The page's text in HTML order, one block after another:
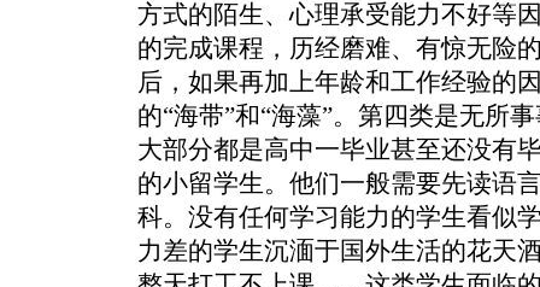
方式的陌生、心理承受能力不好等
的完成课程，历经磨难、有惊无险
后，如果再加上年龄和工作经验的
的“海带”和“海藻”。第四类是无所
大部分都是高中一毕业甚至还没有
的小留学生。他们一般需要先读语
科。没有任何学习能力的学生看似
力差的学生沉湎于国外生活的花天